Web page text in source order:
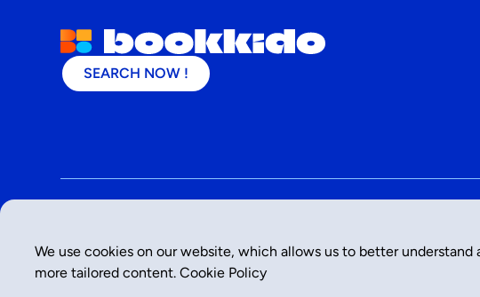
SEARCH NOW !
We use cookies on our website, which allows us to better
more tailored content. Cookie Policy